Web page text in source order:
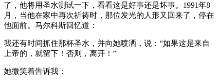
了，他将用圣水测试一下，看看这是好事还是坏事。1991年8
月，当他在家中再次祈祷时，那位发光的人形又回来了，停在
他面前。马尔科斯回忆道：
我还有时间抓住那杯圣水，并向她喷洒，说：“如果这是来自
上帝的，就留下！否则，离开！”
她微笑着告诉我：